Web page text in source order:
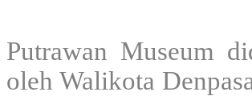
Putrawan Museum
oleh Walikota